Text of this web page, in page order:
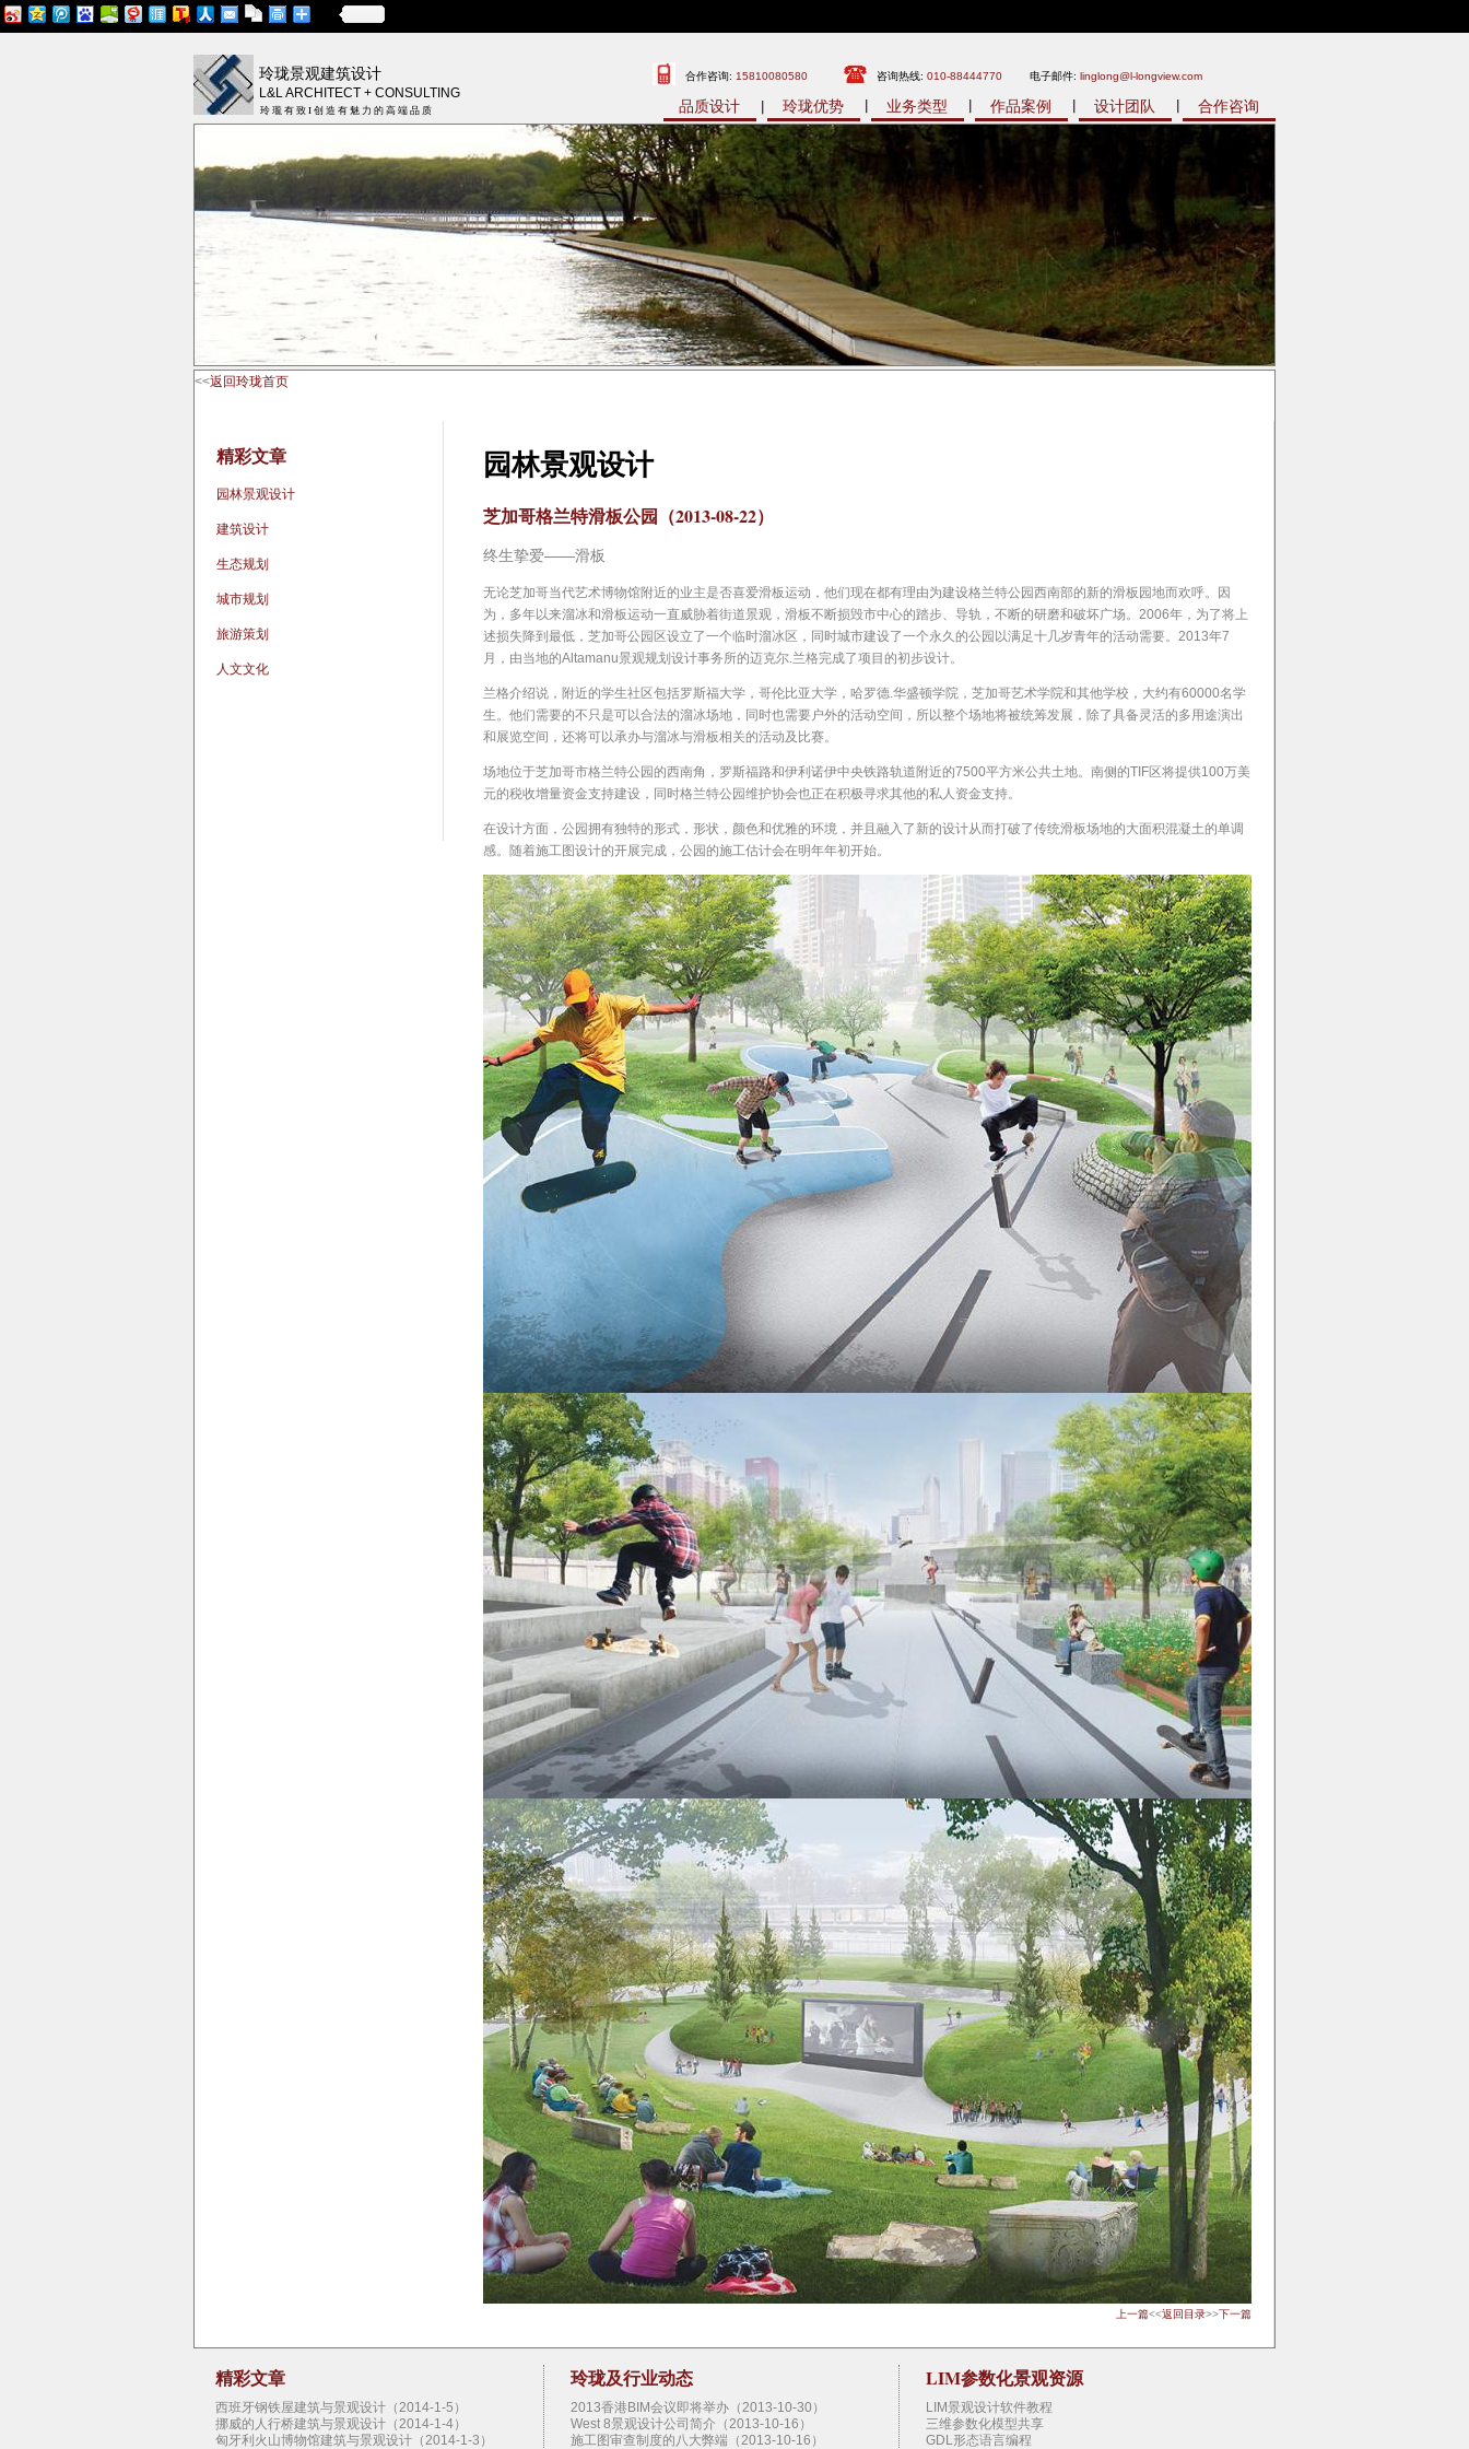
玲珑景观建筑设计
L&L ARCHITECT + CONSULTING
玲 瓏 有 致 I 创 造 有 魅 力 的 高 端 品 质
合作咨询: 15810080580 咨询热线: 010-88444770 电子邮件: linglong@l-longview.com
品质设计 玲珑优势 业务类型 作品案例 设计团队 合作咨询
<<返回玲珑首页
精彩文章
园林景观设计
建筑设计
生态规划
城市规划
旅游策划
人文文化
园林景观设计
芝加哥格兰特滑板公园（2013-08-22）
终生挚爱——滑板
无论芝加哥当代艺术博物馆附近的业主是否喜爱滑板运动，他们现在都有理由为建设格兰特公园西南部的新的滑板园地而欢呼。因
为，多年以来溜冰和滑板运动一直威胁着街道景观，滑板不断损毁市中心的踏步、导轨，不断的研磨和破坏广场。2006年，为了将上
述损失降到最低，芝加哥公园区设立了一个临时溜冰区，同时城市建设了一个永久的公园以满足十几岁青年的活动需要。2013年7
月，由当地的Altamanu景观规划设计事务所的迈克尔.兰格完成了项目的初步设计。
兰格介绍说，附近的学生社区包括罗斯福大学，哥伦比亚大学，哈罗德.华盛顿学院，芝加哥艺术学院和其他学校，大约有60000名学
生。他们需要的不只是可以合法的溜冰场地，同时也需要户外的活动空间，所以整个场地将被统筹发展，除了具备灵活的多用途演出
和展览空间，还将可以承办与溜冰与滑板相关的活动及比赛。
场地位于芝加哥市格兰特公园的西南角，罗斯福路和伊利诺伊中央铁路轨道附近的7500平方米公共土地。南侧的TIF区将提供100万美
元的税收增量资金支持建设，同时格兰特公园维护协会也正在积极寻求其他的私人资金支持。
在设计方面，公园拥有独特的形式，形状，颜色和优雅的环境，并且融入了新的设计从而打破了传统滑板场地的大面积混凝土的单调
感。随着施工图设计的开展完成，公园的施工估计会在明年年初开始。
上一篇<<返回目录>>下一篇
精彩文章
西班牙钢铁屋建筑与景观设计（2014-1-5）
挪威的人行桥建筑与景观设计（2014-1-4）
匈牙利火山博物馆建筑与景观设计（2014-1-3）
玲珑及行业动态
2013香港BIM会议即将举办（2013-10-30）
West 8景观设计公司简介（2013-10-16）
施工图审查制度的八大弊端（2013-10-16）
LIM参数化景观资源
LIM景观设计软件教程
三维参数化模型共享
GDL形态语言编程